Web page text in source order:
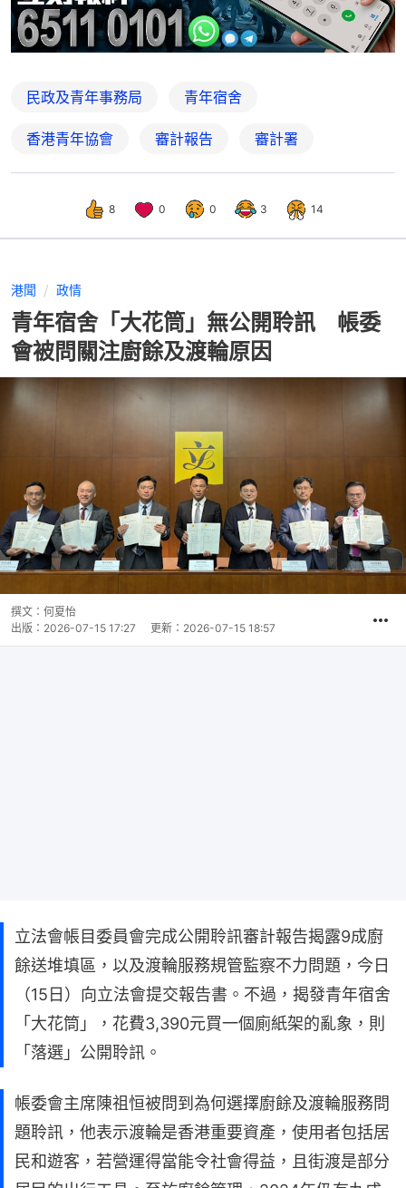
民政及青年事務局 青年宿舍
香港青年協會 審計報告 審計署
8 0 0 3 14
港聞 政情
青年宿舍「大花筒」無公開聆訊 帳委
會被問關注廚餘及渡輪原因
撰文： 何夏怡
出版： 2026-07-15 17:27 更新： 2026-07-15 18:57
立法會帳目委員會完成公開聆訊審計報告揭露9成廚
餘送堆填區，以及渡輪服務規管監察不力問題，今日
（15日）向立法會提交報告書。不過，揭發青年宿舍
「大花筒」，花費3,390元買一個廁紙架的亂象，則
「落選」公開聆訊。
帳委會主席陳祖恒被問到為何選擇廚餘及渡輪服務問
題聆訊，他表示渡輪是香港重要資產，使用者包括居
民和遊客，若營運得當能令社會得益，且街渡是部分